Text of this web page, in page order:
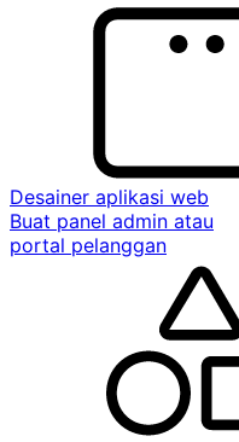
Desainer aplikasi web
Buat panel admin atau
portal pelanggan